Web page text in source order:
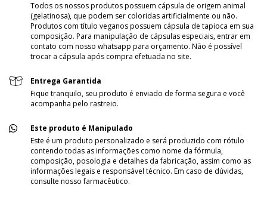
Todos os nossos produtos possuem cápsula de origem animal
(gelatinosa), que podem ser coloridas artificialmente ou não.
Produtos com título veganos possuem cápsula de tapioca em sua
composição. Para manipulação de cápsulas especiais, entrar em
contato com nosso whatsapp para orçamento. Não é possível
trocar a cápsula após compra efetuada no site.
Entrega Garantida
Fique tranquilo, seu produto é enviado de forma segura e você
acompanha pelo rastreio.
Este produto é Manipulado
Este é um produto personalizado e será produzido com rótulo
contendo todas as informações como nome da fórmula,
composição, posologia e detalhes da fabricação, assim como as
informações legais e responsável técnico. Em caso de dúvidas,
consulte nosso farmacêutico.